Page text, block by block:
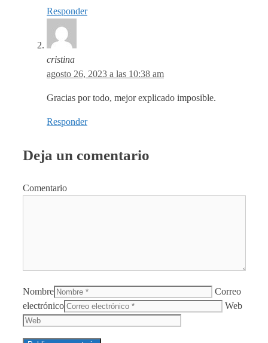
Responder
cristina
agosto 26, 2023 a las 10:38 am
Gracias por todo, mejor explicado imposible.
Responder
Deja un comentario
Comentario
Nombre
Correo
electrónico
Web